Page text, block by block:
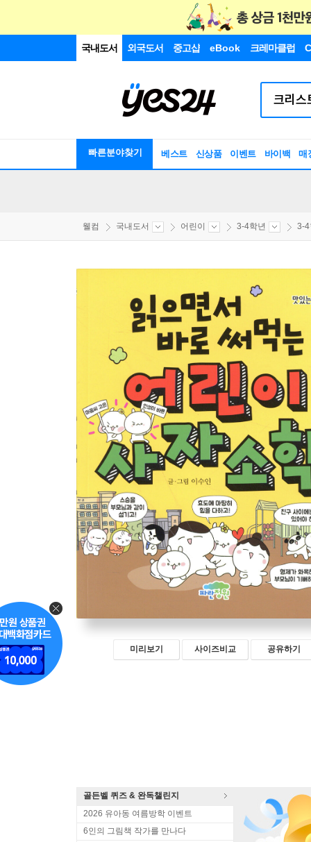
국내도서 외국도서 중고샵 eBook 크레마클럽
빠른분야찾기 베스트 신상품 이벤트 바이백 매
웰컴 국내도서 어린이 3-4학년 3-4
미리보기 사이즈비교 공유하기
골든벨 퀴즈 & 완독챌린지
2026 유아동 여름방학 이벤트
6인의 그림책 작가를 만나다